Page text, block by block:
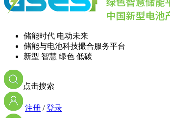
储能时代 电动未来
储能与电池科技撮合服务平台
新型 智慧 绿色 低碳
点击搜索
注册 /登录